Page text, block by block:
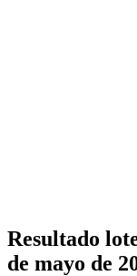
Resultado
de mayo de